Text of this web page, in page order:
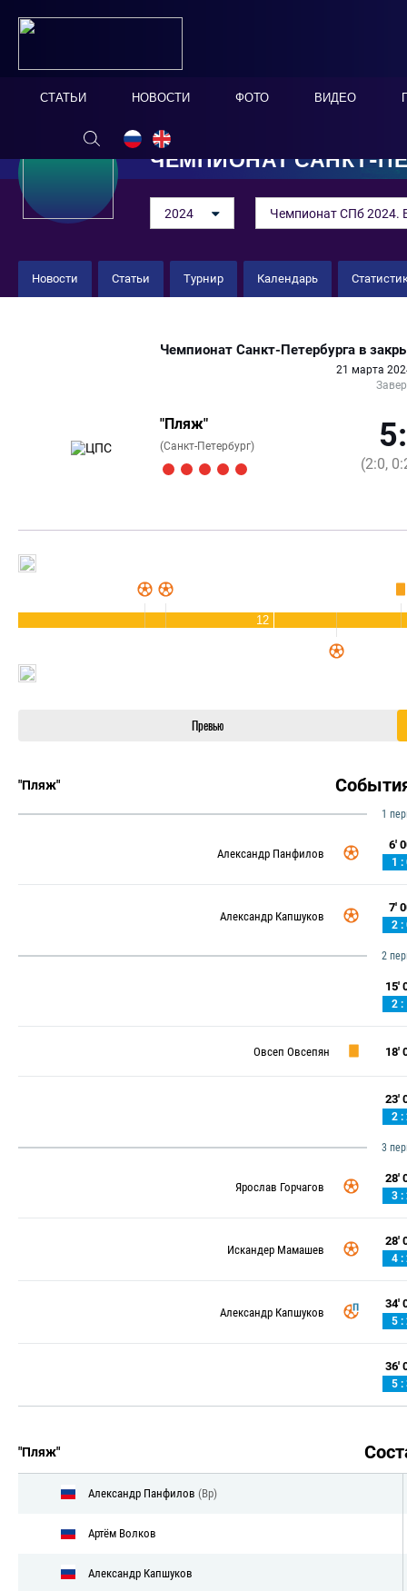
СТАТЬИ НОВОСТИ ФОТО ВИДЕО
ЧЕМПИОНАТ САНКТ-
2024 Чемпионат СПб 2024.
Новости Статьи Турнир Календарь
Чемпионат Санкт-Петербурга в
21 марта
"Пляж"
(Санкт-Петербург)
(2:0,
12
Превью
"Пляж"
1
Александр Панфилов
6'
1 :
Александр Капшуков
7'
2 :
2
15'
2 :
Овсеп Овсепян 18'
23'
2 :
3
Ярослав Горчагов
28'
3 :
Искандер Мамашев
28'
4 :
Александр Капшуков
34'
5 :
36'
5 :
"Пляж"
Александр Панфилов (Вр)
Артём Волков
Александр Капшуков